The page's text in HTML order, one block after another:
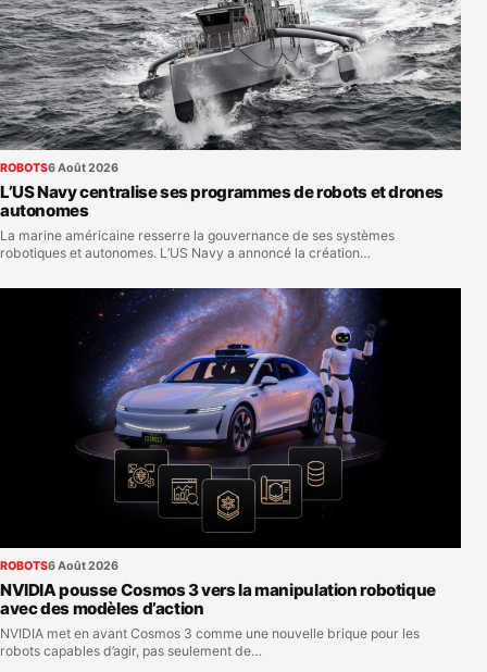
ROBOTS6 Août 2026
L’US Navy centralise ses programmes de robots et drones
autonomes
La marine américaine resserre la gouvernance de ses systèmes
robotiques et autonomes. L’US Navy a annoncé la création…
ROBOTS6 Août 2026
NVIDIA pousse Cosmos 3 vers la manipulation robotique
avec des modèles d’action
NVIDIA met en avant Cosmos 3 comme une nouvelle brique pour les
robots capables d’agir, pas seulement de…